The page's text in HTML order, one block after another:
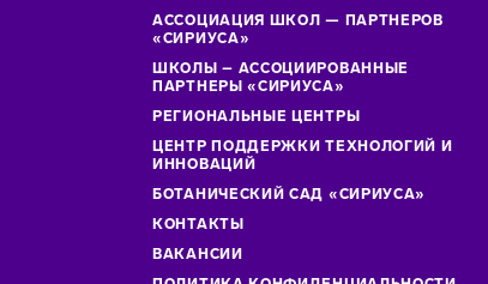
АССОЦИАЦИЯ ШКОЛ — ПАРТНЕРОВ
«СИРИУСА»
ШКОЛЫ – АССОЦИИРОВАННЫЕ
ПАРТНЕРЫ «СИРИУСА»
РЕГИОНАЛЬНЫЕ ЦЕНТРЫ
ЦЕНТР ПОДДЕРЖКИ ТЕХНОЛОГИЙ И
ИННОВАЦИЙ
БОТАНИЧЕСКИЙ САД «СИРИУСА»
КОНТАКТЫ
ВАКАНСИИ